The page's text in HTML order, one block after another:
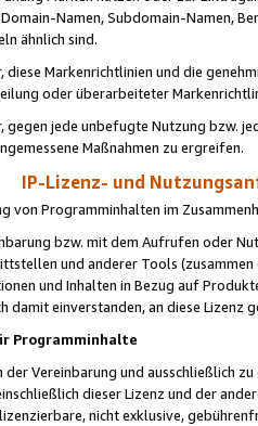
Namen, Subdomain-Namen,
ähnlich sind.
diese Markenrichtlinien und die
oder überarbeiteter
gegen jede unbefugte Nutzung bzw.
Maßnahmen zu ergreifen.
IP-Lizenz- und
von Programminhalten im
bzw. mit dem Aufrufen oder
und anderer Tools (zusammen
und Inhalten in Bezug auf
damit einverstanden, an diese Lizenz
Programminhalte
Vereinbarung und ausschließlich
dieser Lizenz und der
nicht exklusive,